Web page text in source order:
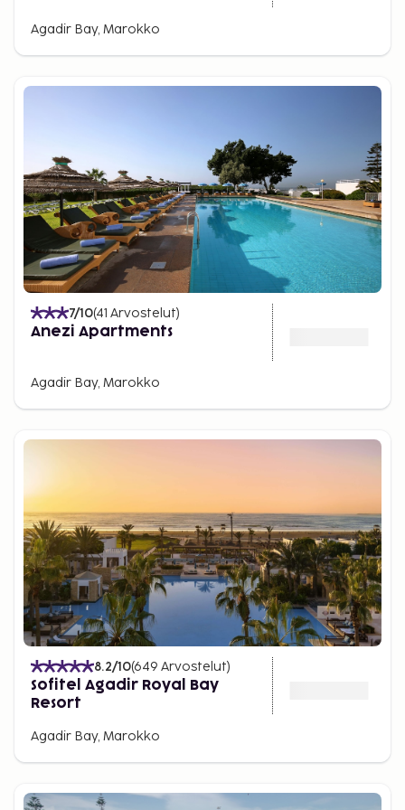
Agadir Bay, Marokko
7/10(41 Arvostelut)
Anezi Apartments
Agadir Bay, Marokko
8.2/10(649 Arvostelut)
Sofitel Agadir Royal Bay
Resort
Agadir Bay, Marokko